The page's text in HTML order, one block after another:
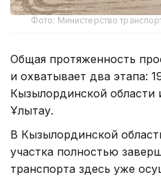
Фото: Министерство
Общая протяженность
и охватывает два этапа:
Кызылординской области
Ұлытау.
В Кызылординской
участка полностью
транспорта здесь уже